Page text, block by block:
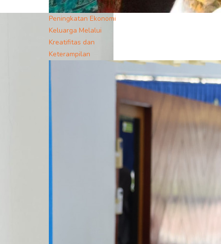
Peningkatan Ekonomi
Keluarga Melalui
Kreatifitas dan
Keterampilan